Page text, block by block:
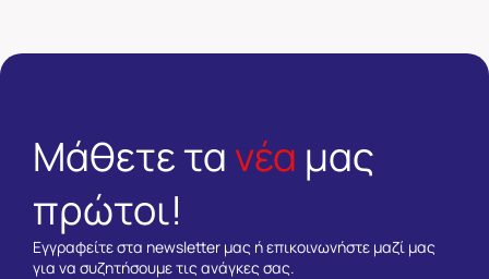
Μάθετε τα νέα μας
πρώτοι!
Εγγραφείτε στα newsletter μας ή επικοινωνήστε μαζί μας
για να συζητήσουμε τις ανάγκες σας.